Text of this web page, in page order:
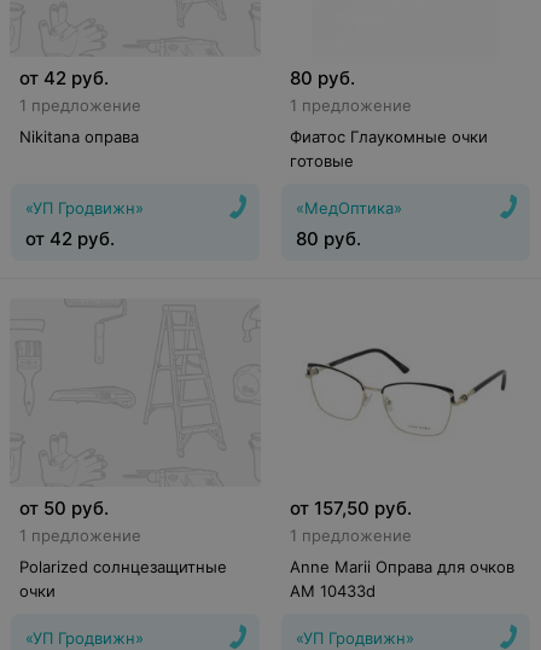
от 42 руб.
1 предложение
Nikitana оправа
«УП Гродвижн»
от 42 руб.
80 руб.
1 предложение
Фиатос Глаукомные очки
готовые
«МедОптика»
80 руб.
от 50 руб.
1 предложение
Polarized солнцезащитные
очки
«УП Гродвижн»
от 157,50 руб.
1 предложение
Anne Marii Оправа для очков
AM 10433d
«УП Гродвижн»